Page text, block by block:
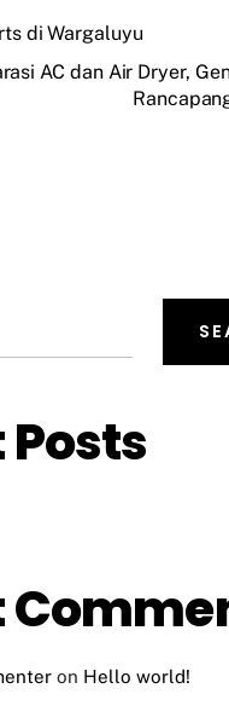
di Wargaluyu
AC dan Air Dryer,
on Hello world!